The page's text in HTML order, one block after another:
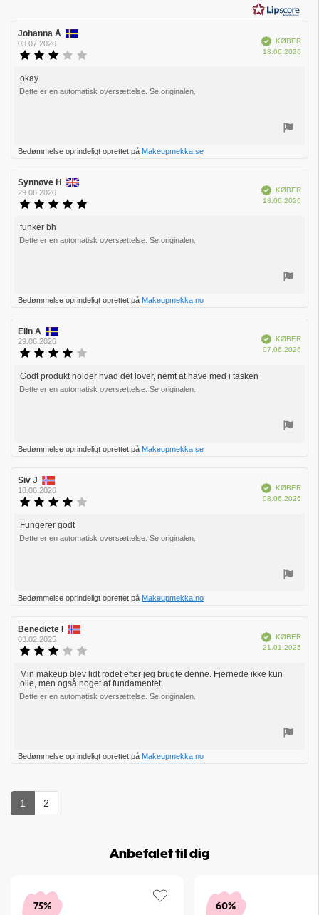
stjerner
Forfatter
af
bedømmelsen:
Johanna Å
03.07.2026
af
Verificeret
KØBER
18.06.2026
Tekst
til
okay
Dette er en automatisk oversættelse. Se originalen.
op
Bedømmelse oprindeligt oprettet på Makeupmekka.se
Forfatter
af
bedømmelsen:
Synnøve H
29.06.2026
af
Verificeret
KØBER
18.06.2026
Tekst
til
funker bh
Dette er en automatisk oversættelse. Se originalen.
op
Bedømmelse oprindeligt oprettet på Makeupmekka.no
Forfatter
af
bedømmelsen:
Elin A
29.06.2026
ud
af
Verificeret
KØBER
07.06.2026
Tekst
til
Godt produkt holder hvad det lover, nemt at have med i tasken
Dette er en automatisk oversættelse. Se originalen.
op
Bedømmelse oprindeligt oprettet på Makeupmekka.se
Forfatter
af
bedømmelsen:
Siv J
18.06.2026
af
Verificeret
KØBER
08.06.2026
Tekst
til
Fungerer godt
Dette er en automatisk oversættelse. Se originalen.
op
Bedømmelse oprindeligt oprettet på Makeupmekka.no
Forfatter
af
bedømmelsen:
Benedicte I
03.02.2025
ud
af
5
Verificeret
KØBER
21.01.2025
Tekst
til
bedømmelsen:
Min makeup blev lidt rodet efter jeg brugte denne. Fjernede ikke kun
olie, men også noget af fundamentet.
Dette er en automatisk oversættelse. Se originalen.
op
Bedømmelse oprindeligt oprettet på Makeupmekka.no
1 2
Anbefalet til dig
75% 60%